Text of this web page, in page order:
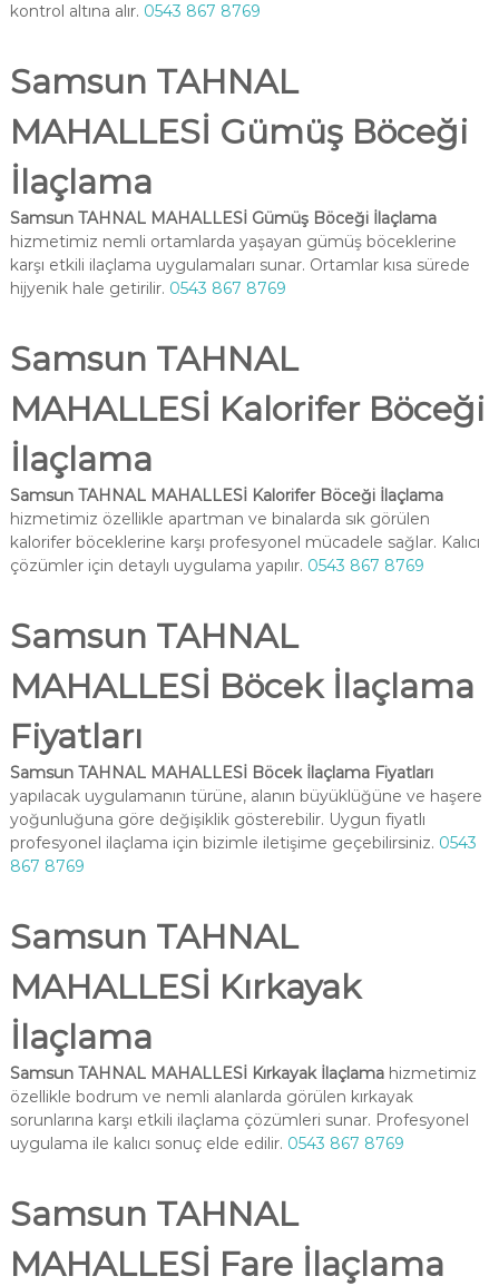
kontrol altına alır. 0543 867 8769
Samsun TAHNAL
MAHALLESİ Gümüş Böceği
İlaçlama
Samsun TAHNAL MAHALLESİ Gümüş Böceği İlaçlama
hizmetimiz nemli ortamlarda yaşayan gümüş böceklerine
karşı etkili ilaçlama uygulamaları sunar. Ortamlar kısa sürede
hijyenik hale getirilir. 0543 867 8769
Samsun TAHNAL
MAHALLESİ Kalorifer Böceği
İlaçlama
Samsun TAHNAL MAHALLESİ Kalorifer Böceği İlaçlama
hizmetimiz özellikle apartman ve binalarda sık görülen
kalorifer böceklerine karşı profesyonel mücadele sağlar. Kalıcı
çözümler için detaylı uygulama yapılır. 0543 867 8769
Samsun TAHNAL
MAHALLESİ Böcek İlaçlama
Fiyatları
Samsun TAHNAL MAHALLESİ Böcek İlaçlama Fiyatları
yapılacak uygulamanın türüne, alanın büyüklüğüne ve haşere
yoğunluğuna göre değişiklik gösterebilir. Uygun fiyatlı
profesyonel ilaçlama için bizimle iletişime geçebilirsiniz. 0543
867 8769
Samsun TAHNAL
MAHALLESİ Kırkayak
İlaçlama
Samsun TAHNAL MAHALLESİ Kırkayak İlaçlamahizmetimiz
özellikle bodrum ve nemli alanlarda görülen kırkayak
sorunlarına karşı etkili ilaçlama çözümleri sunar. Profesyonel
uygulama ile kalıcı sonuç elde edilir. 0543 867 8769
Samsun TAHNAL
MAHALLESİ Fare İlaçlama